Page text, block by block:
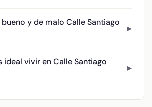
y de malo Calle Santiago
ideal vivir en Calle Santiago